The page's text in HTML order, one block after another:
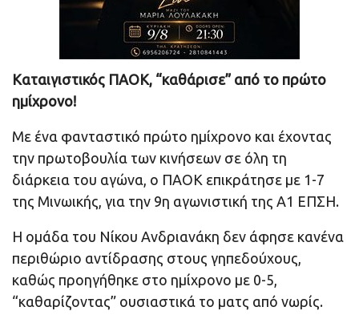
Καταιγιστικός ΠΑΟΚ, “καθάρισε” από το πρώτο
ημίχρονο!
Με ένα φανταστικό πρώτο ημίχρονο και έχοντας
την πρωτοβουλία των κινήσεων σε όλη τη
διάρκεια του αγώνα, ο ΠΑΟΚ επικράτησε με 1-7
της Μινωικής, για την 9η αγωνιστική της Α1 ΕΠΣΗ.
Η ομάδα του Νίκου Ανδριανάκη δεν άφησε κανένα
περιθώριο αντίδρασης στους γηπεδούχους,
καθώς προηγήθηκε στο ημίχρονο με 0-5,
“καθαρίζοντας” ουσιαστικά το ματς από νωρίς.